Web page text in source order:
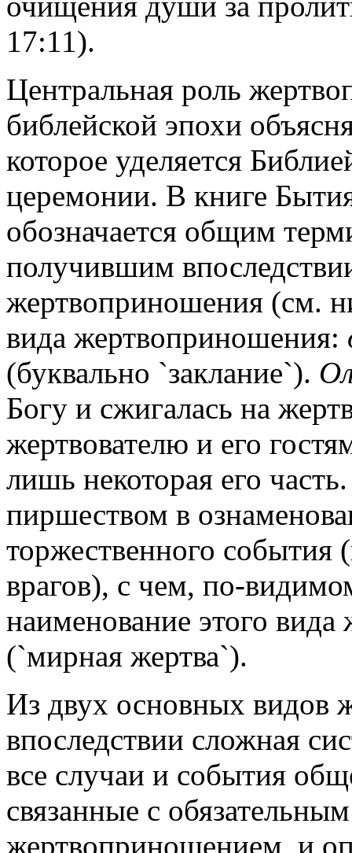
17:11).
Центральная роль
библейской эпохи
которое уделяется
церемонии. В книге
обозначается общим
получившим
жертвоприношения (см.
вида жертвоприношения:
(буквально `заклание`).
Богу и сжигалась на
жертвователю и его
лишь некоторая его
пиршеством в
торжественного
врагов), с чем, по-
наименование этого
(`мирная жертва`).
Из двух основных видов
впоследствии сложная
все случаи и события
связанные с
жертвоприношением, и